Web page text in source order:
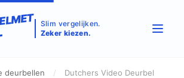
Slim vergelijken.
Zeker kiezen.
deurbellen /
Dutchers Video Deurbel